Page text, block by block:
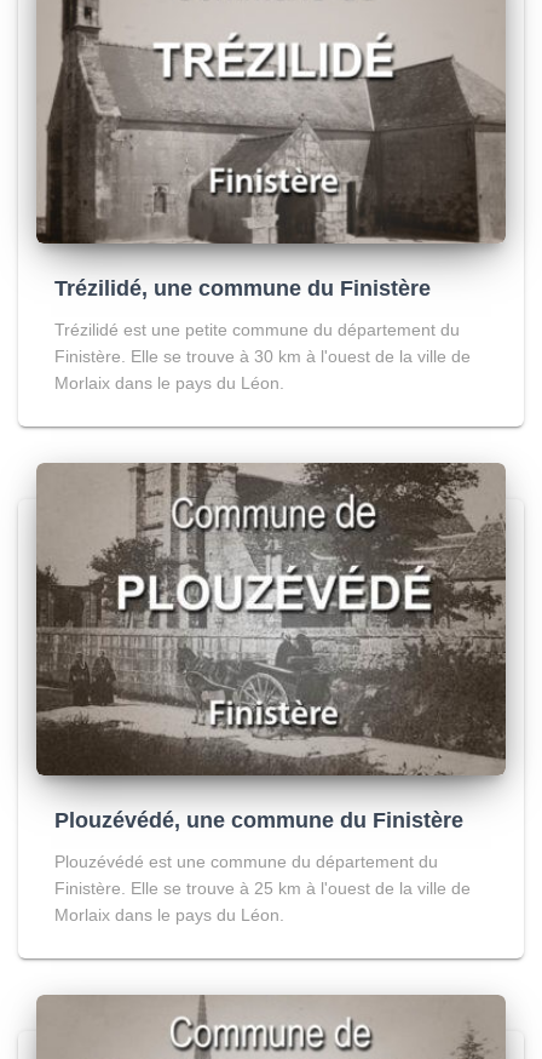
Trézilidé, une commune du Finistère
Trézilidé est une petite commune du département du
Finistère. Elle se trouve à 30 km à l'ouest de la ville de
Morlaix dans le pays du Léon.
Plouzévédé, une commune du Finistère
Plouzévédé est une commune du département du
Finistère. Elle se trouve à 25 km à l'ouest de la ville de
Morlaix dans le pays du Léon.